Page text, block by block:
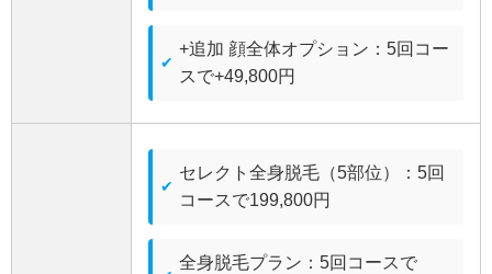
+追加 顔全体オプション：5回コー
スで+49,800円
セレクト全身脱毛（5部位）：5回
コースで199,800円
全身脱毛プラン：5回コースで